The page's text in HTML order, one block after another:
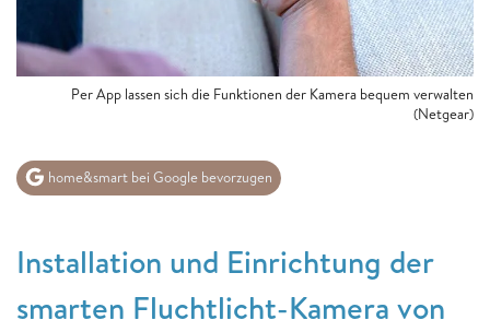
Per App lassen sich die Funktionen der Kamera bequem verwalten
(Netgear)
home&smart bei Google bevorzugen
Installation und Einrichtung der
smarten Fluchtlicht-Kamera von